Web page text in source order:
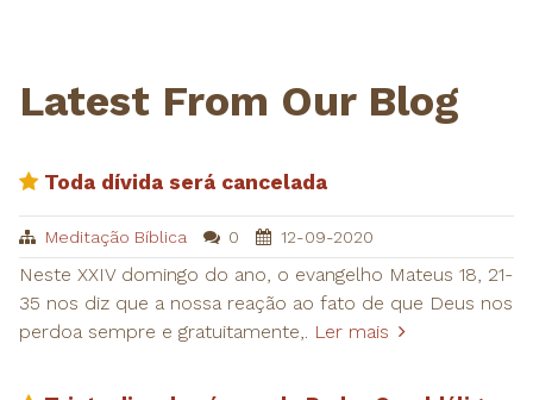
Latest From Our Blog
Toda dívida será cancelada
Meditação Bíblica 0 12-09-2020
Neste XXIV domingo do ano, o evangelho Mateus 18, 21-
35 nos diz que a nossa reação ao fato de que Deus nos
perdoa sempre e gratuitamente,. Ler mais